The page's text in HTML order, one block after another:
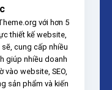
với hơn 5
thiết kế website,
cung cấp nhiều
giúp nhiều doanh
website, SEO,
sản phẩm và kiến